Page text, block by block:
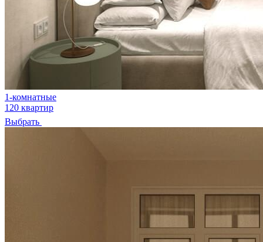
1-комнатные
120 квартир
Выбрать